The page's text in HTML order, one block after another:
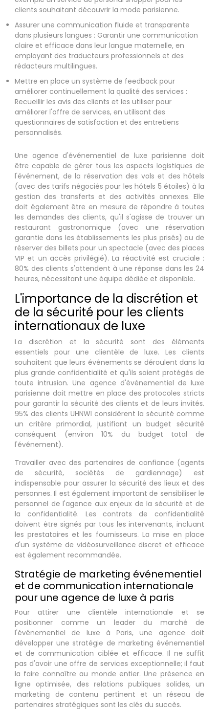
clients souhaitant découvrir la mode parisienne.
Assurer une communication fluide et transparente
dans plusieurs langues : Garantir une communication
claire et efficace dans leur langue maternelle, en
employant des traducteurs professionnels et des
rédacteurs multilingues.
Mettre en place un système de feedback pour
améliorer continuellement la qualité des services :
Recueillir les avis des clients et les utiliser pour
améliorer l'offre de services, en utilisant des
questionnaires de satisfaction et des entretiens
personnalisés.
Une agence d'événementiel de luxe parisienne doit
être capable de gérer tous les aspects logistiques de
l'événement, de la réservation des vols et des hôtels
(avec des tarifs négociés pour les hôtels 5 étoiles) à la
gestion des transferts et des activités annexes. Elle
doit également être en mesure de répondre à toutes
les demandes des clients, qu'il s'agisse de trouver un
restaurant gastronomique (avec une réservation
garantie dans les établissements les plus prisés) ou de
réserver des billets pour un spectacle (avec des places
VIP et un accès privilégié). La réactivité est cruciale :
80% des clients s'attendent à une réponse dans les 24
heures, nécessitant une équipe dédiée et disponible.
L'importance de la discrétion et
de la sécurité pour les clients
internationaux de luxe
La discrétion et la sécurité sont des éléments
essentiels pour une clientèle de luxe. Les clients
souhaitent que leurs événements se déroulent dans la
plus grande confidentialité et qu'ils soient protégés de
toute intrusion. Une agence d'événementiel de luxe
parisienne doit mettre en place des protocoles stricts
pour garantir la sécurité des clients et de leurs invités.
95% des clients UHNWI considèrent la sécurité comme
un critère primordial, justifiant un budget sécurité
conséquent (environ 10% du budget total de
l'événement).
Travailler avec des partenaires de confiance (agents
de sécurité, sociétés de gardiennage) est
indispensable pour assurer la sécurité des lieux et des
personnes. Il est également important de sensibiliser le
personnel de l'agence aux enjeux de la sécurité et de
la confidentialité. Les contrats de confidentialité
doivent être signés par tous les intervenants, incluant
les prestataires et les fournisseurs. La mise en place
d'un système de vidéosurveillance discret et efficace
est également recommandée.
Stratégie de marketing événementiel
et de communication internationale
pour une agence de luxe à paris
Pour attirer une clientèle internationale et se
positionner comme un leader du marché de
l'événementiel de luxe à Paris, une agence doit
développer une stratégie de marketing événementiel
et de communication ciblée et efficace. Il ne suffit
pas d'avoir une offre de services exceptionnelle; il faut
la faire connaître au monde entier. Une présence en
ligne optimisée, des relations publiques solides, un
marketing de contenu pertinent et un réseau de
partenaires stratégiques sont les clés du succès.